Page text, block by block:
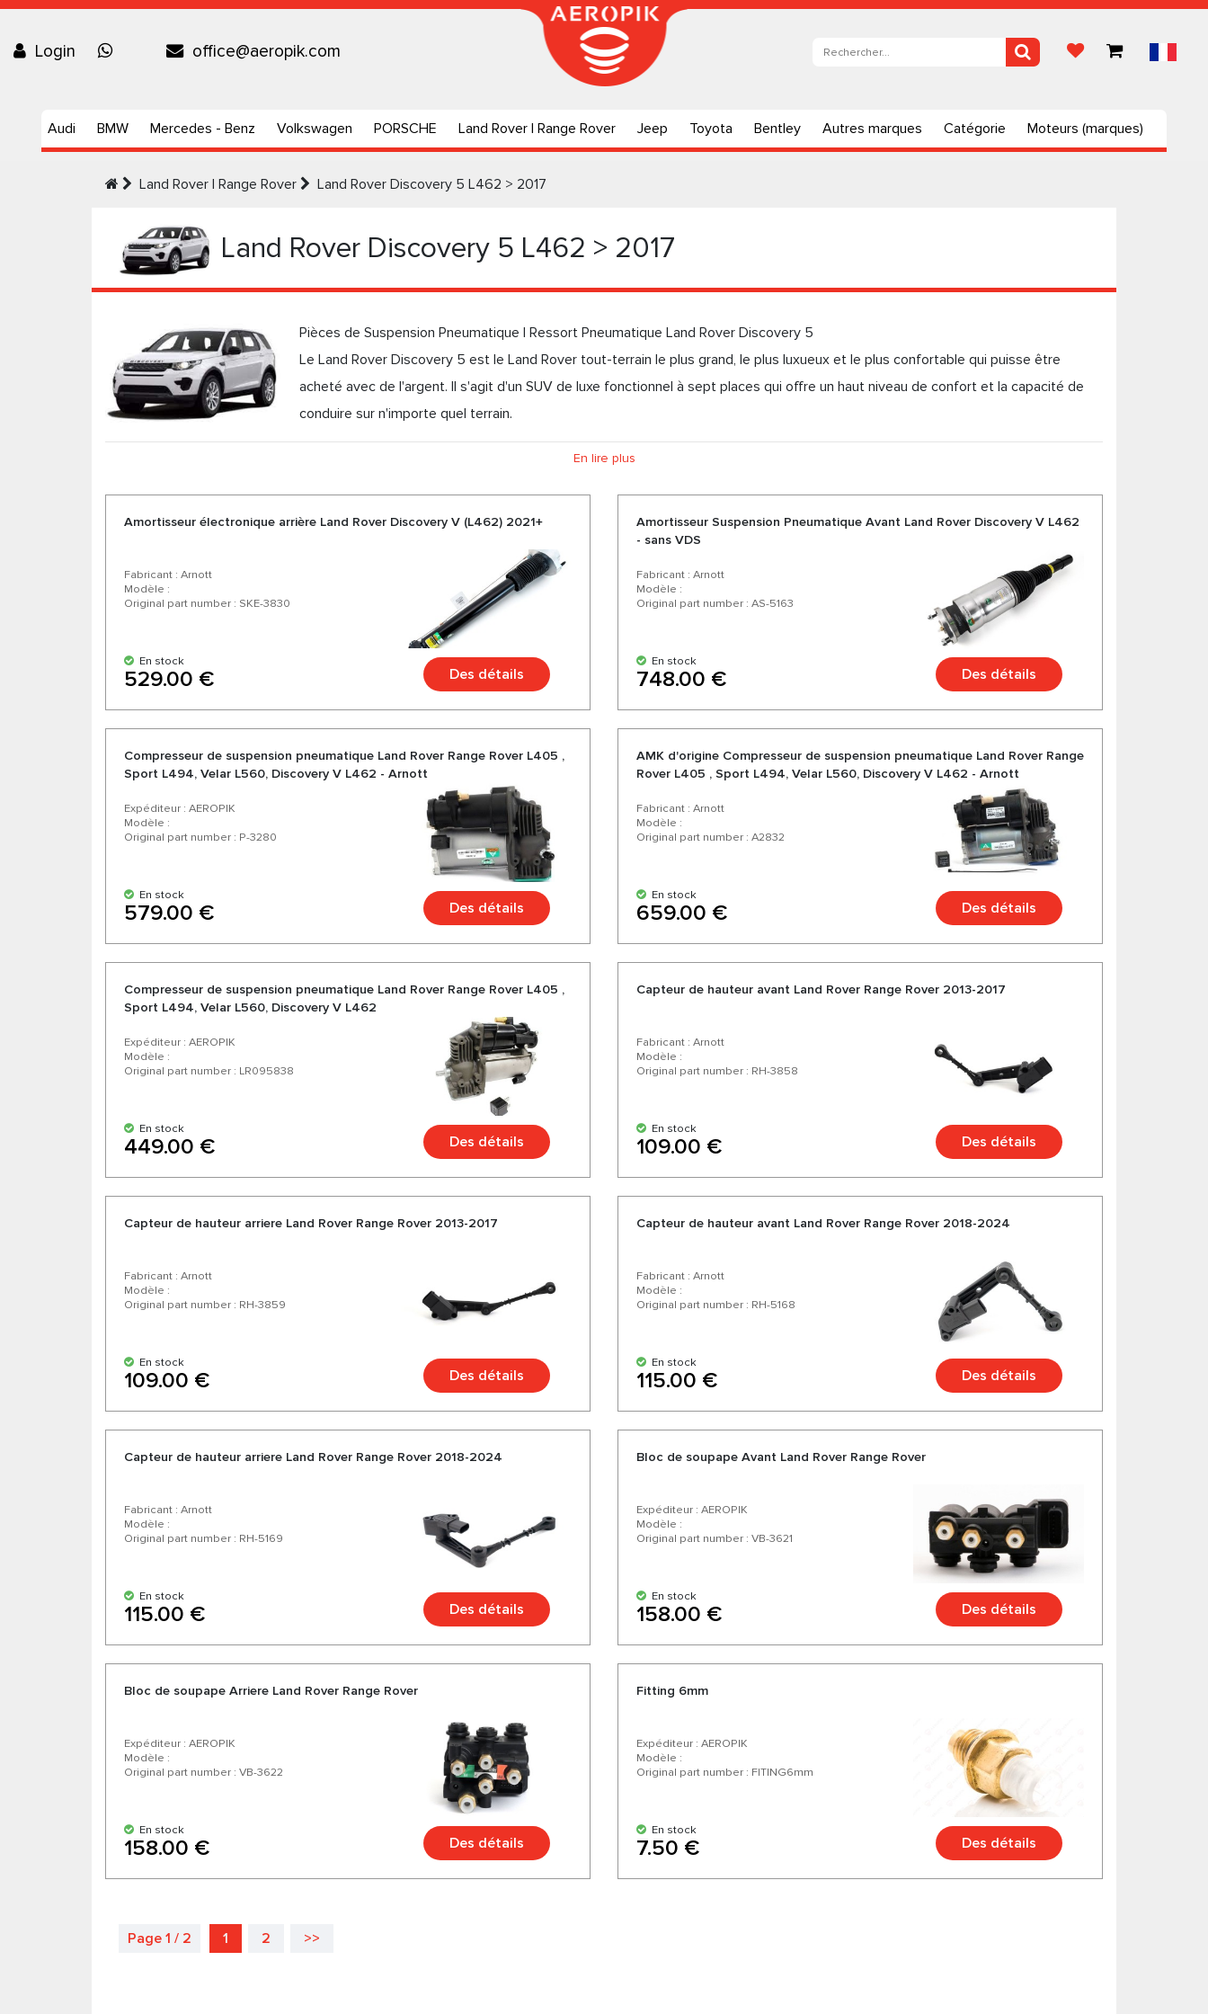
Login office@aeropik.com
Audi BMW Mercedes - Benz Volkswagen PORSCHE Land Rover | Range Rover Jeep Toyota Bentley Autres marques Catégorie Moteurs (marques)
Land Rover | Range Rover Land Rover Discovery 5 L462 > 2017
Land Rover Discovery 5 L462 > 2017
Pièces de Suspension Pneumatique | Ressort Pneumatique Land Rover Discovery 5
Le Land Rover Discovery 5 est le Land Rover tout-terrain le plus grand, le plus luxueux et le plus confortable qui puisse être
acheté avec de l'argent. Il s'agit d'un SUV de luxe fonctionnel à sept places qui offre un haut niveau de confort et la capacité de
conduire sur n'importe quel terrain.
En lire plus
Amortisseur électronique arrière Land Rover Discovery V (L462) 2021+
Fabricant : Arnott
Modèle :
Original part number : SKE-3830
En stock
529.00 € Des détails
Amortisseur Suspension Pneumatique Avant Land Rover Discovery V L462
- sans VDS
Fabricant : Arnott
Modèle :
Original part number : AS-5163
En stock
748.00 € Des détails
Compresseur de suspension pneumatique Land Rover Range Rover L405 ,
Sport L494, Velar L560, Discovery V L462 - Arnott
Expéditeur : AEROPIK
Modèle :
Original part number : P-3280
En stock
579.00 € Des détails
AMK d'origine Compresseur de suspension pneumatique Land Rover Range
Rover L405 , Sport L494, Velar L560, Discovery V L462 - Arnott
Fabricant : Arnott
Modèle :
Original part number : A2832
En stock
659.00 € Des détails
Compresseur de suspension pneumatique Land Rover Range Rover L405 ,
Sport L494, Velar L560, Discovery V L462
Expéditeur : AEROPIK
Modèle :
Original part number : LR095838
En stock
449.00 € Des détails
Capteur de hauteur avant Land Rover Range Rover 2013-2017
Fabricant : Arnott
Modèle :
Original part number : RH-3858
En stock
109.00 € Des détails
Capteur de hauteur arriere Land Rover Range Rover 2013-2017
Fabricant : Arnott
Modèle :
Original part number : RH-3859
En stock
109.00 € Des détails
Capteur de hauteur avant Land Rover Range Rover 2018-2024
Fabricant : Arnott
Modèle :
Original part number : RH-5168
En stock
115.00 € Des détails
Capteur de hauteur arriere Land Rover Range Rover 2018-2024
Fabricant : Arnott
Modèle :
Original part number : RH-5169
En stock
115.00 € Des détails
Bloc de soupape Avant Land Rover Range Rover
Expéditeur : AEROPIK
Modèle :
Original part number : VB-3621
En stock
158.00 € Des détails
Bloc de soupape Arriere Land Rover Range Rover
Expéditeur : AEROPIK
Modèle :
Original part number : VB-3622
En stock
158.00 € Des détails
Fitting 6mm
Expéditeur : AEROPIK
Modèle :
Original part number : FITING6mm
En stock
7.50 € Des détails
Page 1 / 2 1 2 >>